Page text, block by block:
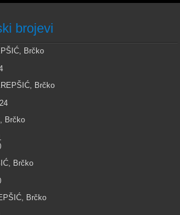
brojevi
Brčko
Brčko
Brčko
Brčko
Brčko